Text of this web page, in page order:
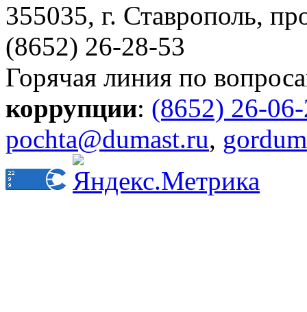
355035, г. Ставрополь,
(8652) 26-28-53
Горячая линия по
коррупции: (8652) 26-
pochta@dumast.ru,